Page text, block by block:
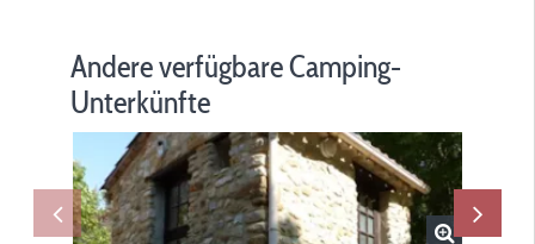
Andere verfügbare Camping-
Unterkünfte